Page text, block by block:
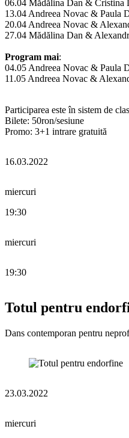
06.04 Mădălina Dan & Cristina
13.04 Andreea Novac & Paula
20.04 Andreea Novac &
27.04 Mădălina Dan &
Program mai:
04.05 Andreea Novac & Paula
11.05 Andreea Novac &
Participarea este în sistem de
Bilete: 50ron/sesiune
Promo: 3+1 intrare gratuită
16.03.2022
miercuri
19:30
miercuri
19:30
Totul pentru
Dans contemporan pentru
23.03.2022
miercuri